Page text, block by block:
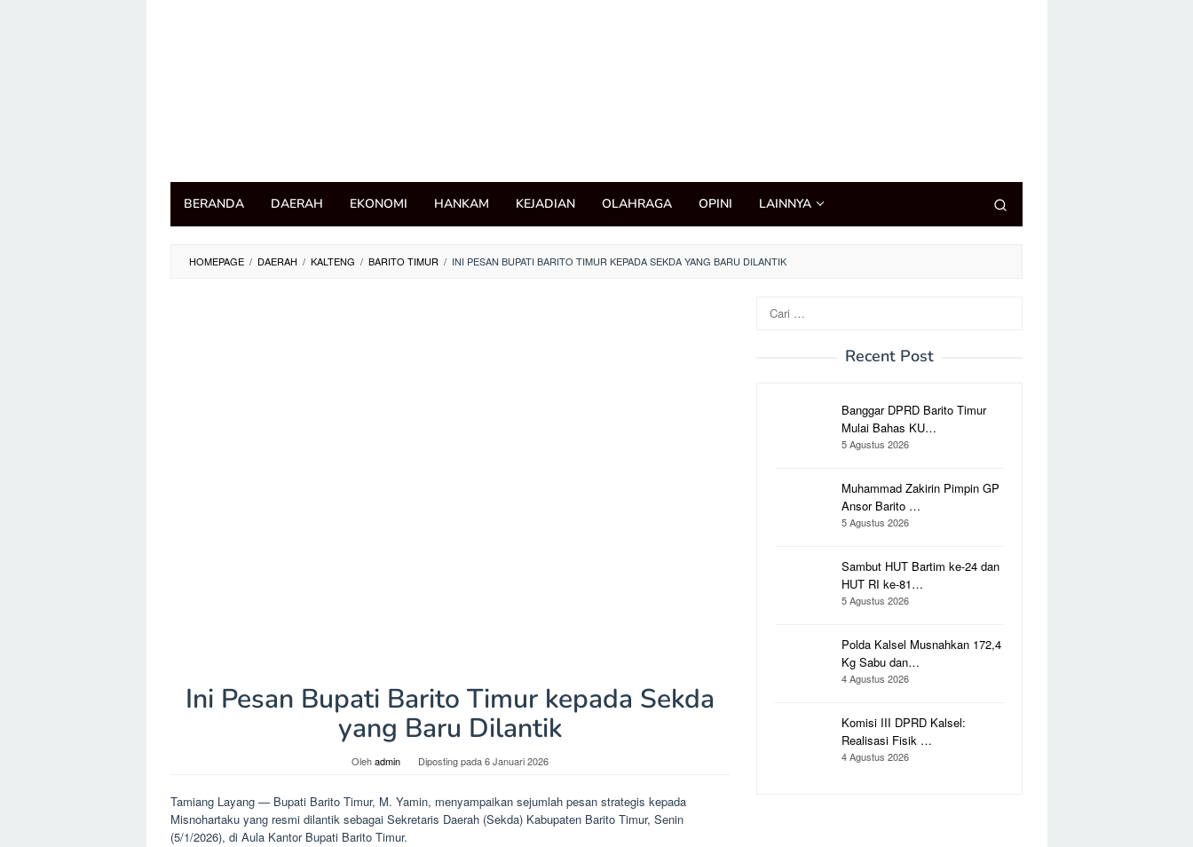
BERANDA DAERAH EKONOMI HANKAM KEJADIAN OLAHRAGA OPINI LAINNYA
HOMEPAGE / DAERAH / KALTENG / BARITO TIMUR / INI PESAN BUPATI BARITO TIMUR KEPADA SEKDA YANG BARU DILANTIK
Ini Pesan Bupati Barito Timur kepada Sekda
yang Baru Dilantik
Olehadmin Diposting pada6 Januari 2026
Tamiang Layang — Bupati Barito Timur, M. Yamin, menyampaikan sejumlah pesan strategis kepada
Misnohartaku yang resmi dilantik sebagai Sekretaris Daerah (Sekda) Kabupaten Barito Timur, Senin
(5/1/2026), di Aula Kantor Bupati Barito Timur.
Cari
untuk:
Recent Post
Banggar DPRD Barito Timur
Mulai Bahas KU…
5 Agustus 2026
Muhammad Zakirin Pimpin GP
Ansor Barito …
5 Agustus 2026
Sambut HUT Bartim ke-24 dan
HUT RI ke-81…
5 Agustus 2026
Polda Kalsel Musnahkan 172,4
Kg Sabu dan…
4 Agustus 2026
Komisi III DPRD Kalsel:
Realisasi Fisik …
4 Agustus 2026